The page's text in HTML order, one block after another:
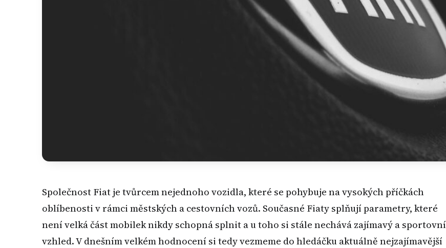
Společnost Fiat je tvůrcem nejednoho vozidla, které se pohybuje na vysokých příčkách
oblíbenosti v rámci městských a cestovních vozů. Současné Fiaty splňují parametry, které
není velká část mobilek nikdy schopná splnit a u toho si stále nechává zajímavý a sportovní
vzhled. V dnešním velkém hodnocení si tedy vezmeme do hledáčku aktuálně nejzajímavější